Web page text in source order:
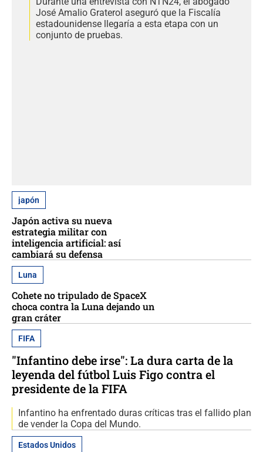
José Amalio Graterol aseguró que la Fiscalía
estadounidense llegaría a esta etapa con un
conjunto de pruebas.
japón
Japón activa su nueva
estrategia militar con
inteligencia artificial: así
cambiará su defensa
Luna
Cohete no tripulado de SpaceX
choca contra la Luna dejando un
gran cráter
FIFA
"Infantino debe irse": La dura carta de la
leyenda del fútbol Luis Figo contra el
presidente de la FIFA
Infantino ha enfrentado duras críticas tras el fallido plan
de vender la Copa del Mundo.
Estados Unidos